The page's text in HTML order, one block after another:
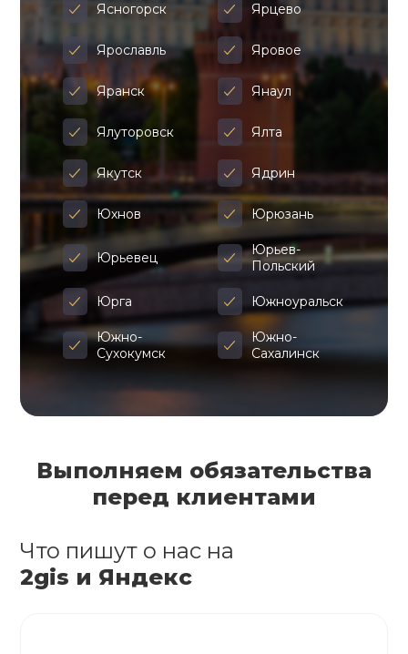
Ясногорск Ярцево
Ярославль Яровое
Яранск Янаул
Ялуторовск Ялта
Якутск Ядрин
Юхнов Юрюзань
Юрьевец
Юрьев-
Польский
Юрга Южноуральск
Южно-
Сухокумск
Южно-
Сахалинск
Выполняем обязательства
перед клиентами
Что пишут о нас на
2gis и Яндекс